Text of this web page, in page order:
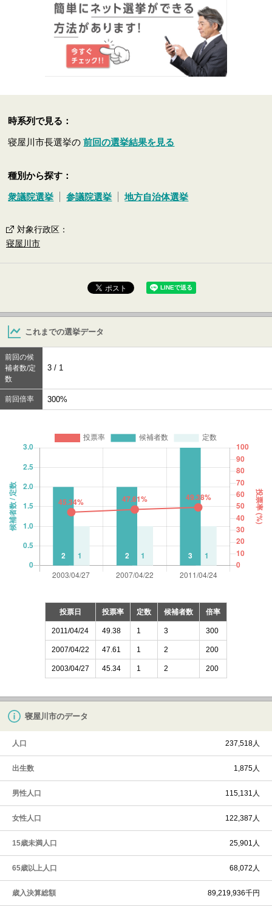
時系列で見る：
寝屋川市長選挙の前回の選挙結果を見る
種別から探す：
衆議院選挙 参議院選挙 地方自治体選挙
対象行政区 ：
寝屋川市
これまでの選挙データ
前回の候
補者数/定
数
3 / 1
前回倍率 300%
投票日 投票率 定数 候補者数 倍率
2011/04/24 49.38 1 3 300
2007/04/22 47.61 1 2 200
2003/04/27 45.34 1 2 200
寝屋川市のデータ
人口 237,518人
出生数 1,875人
男性人口 115,131人
女性人口 122,387人
15歳未満人口 25,901人
65歳以上人口 68,072人
歳入決算総額 89,219,936千円